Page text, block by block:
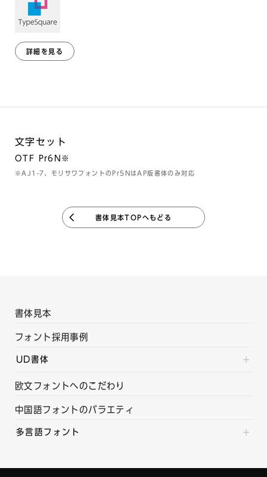
詳細を見る
文字セット
OTF Pr6N※
※AJ1-7、モリサワフォントのPr5NはAP版書体のみ対応
書体見本TOPへもどる
書体見本
フォント採用事例
UD書体
欧文フォントへのこだわり
中国語フォントのバラエティ
多言語フォント